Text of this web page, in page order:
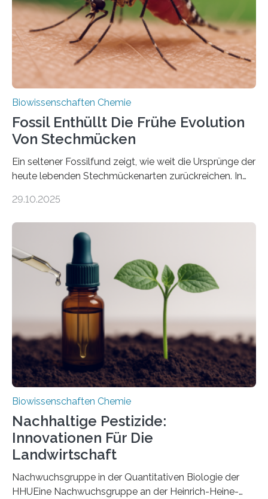
dieser Gruppe bilden aus Zellfäden dichte Geflechte
mit scheibenförmiger Gestalt. Was auffällig ist: Die
nächsten…
Biowissenschaften Chemie
Fossil Enthüllt Die Frühe Evolution
Von Stechmücken
Ein seltener Fossilfund zeigt, wie weit die Ursprünge der
heute lebenden Stechmückenarten zurückreichen. In
Forschende die bisher älteste bekannte Stechmücken-
Region Kachin in Myanmar und hat sich in
ausgezeichnetem Zustand erhalten. Es konnte als neue
Art einer neuen Gattung beschrieben werden und trägt
nun den Namen Cretosabethes primaevus. Dieser erste
fossile Nachweis einer Stechmückenlarve in Bernstein
stellt gleichzeitig den ersten Fossilfund einer
Mückenlarve aus dem Mesozoikum dar, denn…
29.10.2025
Biowissenschaften Chemie
Nachhaltige Pestizide:
Innovationen Für Die
Landwirtschaft
Nachwuchsgruppe in der Quantitativen Biologie der
HHUEine Nachwuchsgruppe an der Heinrich-Heine-